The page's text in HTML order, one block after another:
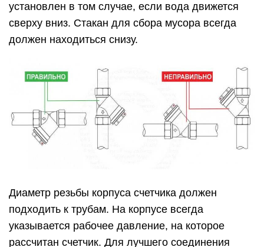
установлен в том случае, если вода движется
сверху вниз. Стакан для сбора мусора всегда
должен находиться снизу.
Диаметр резьбы корпуса счетчика должен
подходить к трубам. На корпусе всегда
указывается рабочее давление, на которое
рассчитан счетчик. Для лучшего соединения